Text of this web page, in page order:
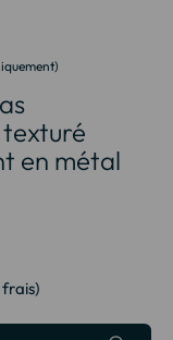
en métal
frais)